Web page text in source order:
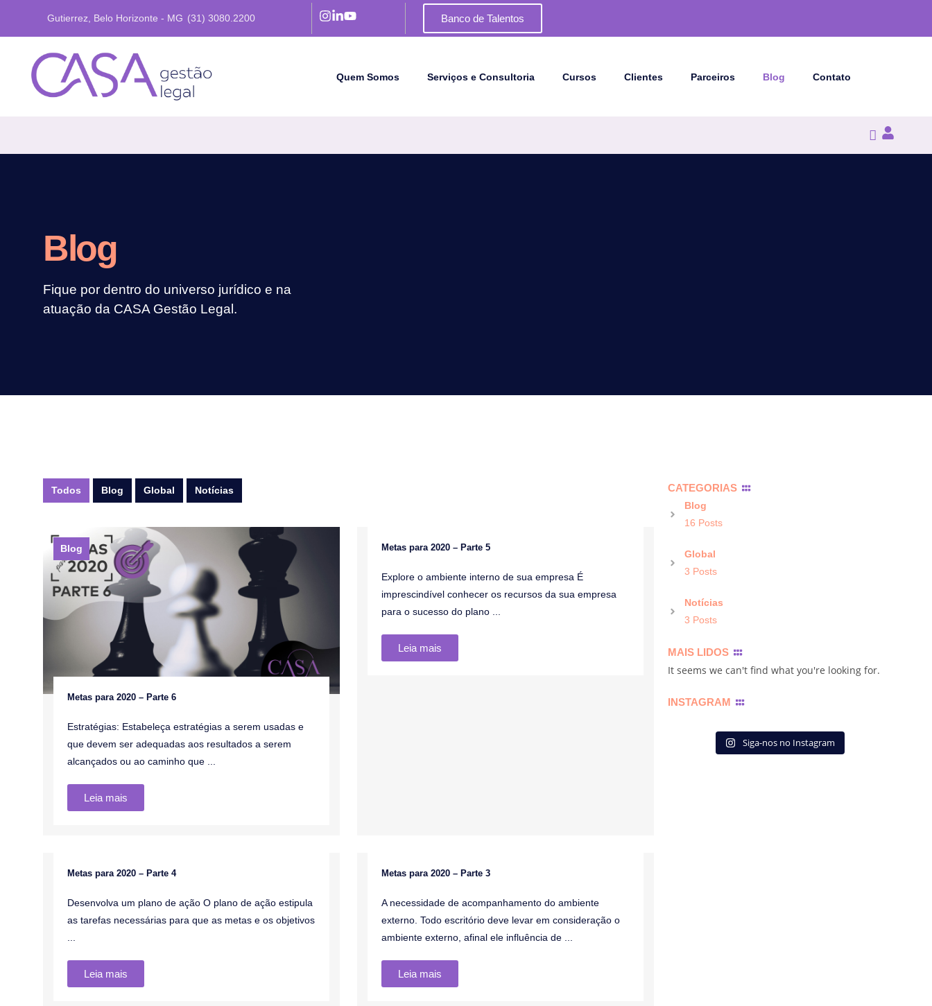
Gutierrez, Belo Horizonte - MG (31) 3080.2200 Banco de Talentos
Quem Somos Serviços e Consultoria Cursos Clientes Parceiros Blog Contato
Blog
Fique por dentro do universo jurídico e na
atuação da CASA Gestão Legal.
Todos Blog Global Notícias
Blog
Metas para 2020 – Parte 6
Estratégias: Estabeleça estratégias a serem usadas e
que devem ser adequadas aos resultados a serem
alcançados ou ao caminho que ...
Leia mais
Blog
Metas para 2020 – Parte 5
Explore o ambiente interno de sua empresa É
imprescindível conhecer os recursos da sua empresa
para o sucesso do plano ...
Leia mais
Blog
Metas para 2020 – Parte 4
Desenvolva um plano de ação O plano de ação estipula
as tarefas necessárias para que as metas e os objetivos
Leia mais
Blog
Metas para 2020 – Parte 3
A necessidade de acompanhamento do ambiente
externo. Todo escritório deve levar em consideração o
ambiente externo, afinal ele influência de ...
Leia mais
CATEGORIAS
Blog
16 Posts
Global
3 Posts
Notícias
3 Posts
MAIS LIDOS
It seems we can't find what you're looking for.
INSTAGRAM
Siga-nos no Instagram